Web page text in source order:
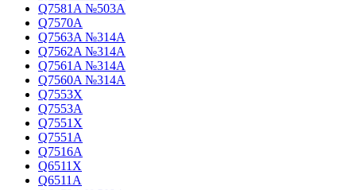
Q7581A №503A
Q7570A
Q7563A №314A
Q7562A №314A
Q7561A №314A
Q7560A №314A
Q7553X
Q7553A
Q7551X
Q7551A
Q7516A
Q6511X
Q6511A